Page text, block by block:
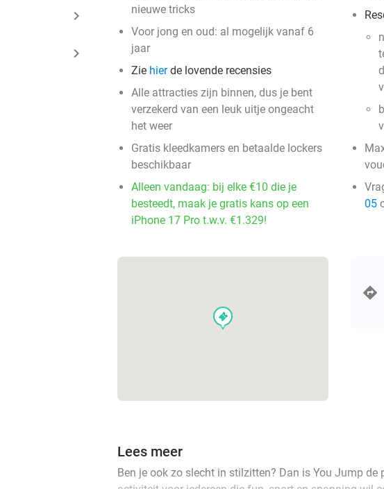
keyboard_arrow_right
keyboard_arrow_right
nieuwe tricks
Voor jong en oud: al mogelijk vanaf 6
jaar
Zie hierde lovende recensies
Alle attracties zijn binnen, dus je bent
verzekerd van een leuk uitje ongeacht
het weer
Gratis kleedkamers en betaalde lockers
beschikbaar
Alleen vandaag: bij elke €10 die je
besteedt, maak je gratis kans op een
iPhone 17 Pro t.w.v. €1.329!
05
events
Lees meer
Ben je ook zo slecht in stilzitten? Dan is You Jump